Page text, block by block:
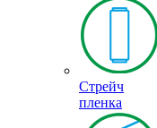
Стрейч
пленка